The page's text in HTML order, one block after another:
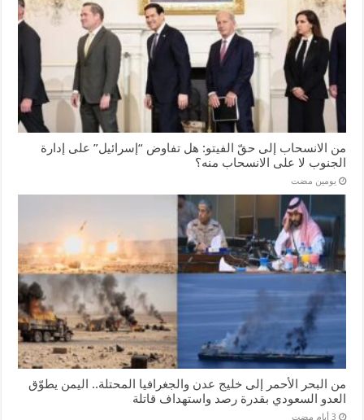
من الانسحاب إلى حقّ الفيتو: هل تفاوض “إسرائيل” على إدارة
الجنوب لا على الانسحاب منه؟
‏يومين مضت
من البحر الأحمر إلى خليج عدن والجغرافيا المحتلة.. اليمن يطوّق
العدو السعودي بقدرة رصد واستهداف قاتلة